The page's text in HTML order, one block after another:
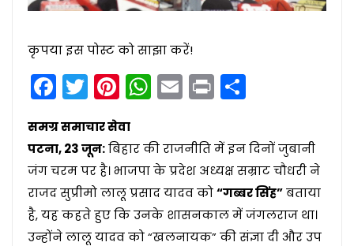
कृपया इस पोस्ट को साझा करें!
Facebook
Twitter
Pinterest
WhatsApp
Email
Print
समग्र समाचार सेवा
पटना, 23 जून:बिहार की राजनीति में इन दिनों जुबानी
जंग चरम पर है। भाजपा के प्रदेश अध्यक्ष सम्राट चौधरी ने
राजद सुप्रीमो लालू प्रसाद यादव को“गब्बर सिंह”बताया
है, यह कहते हुए कि उनके शासनकाल में जंगलराज था।
उन्होंने लालू यादव को “खलनायक” की संज्ञा दी और उप